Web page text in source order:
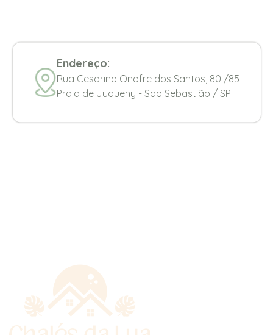
Endereço:
Rua Cesarino Onofre dos Santos, 80 /85
Praia de Juquehy - Sao Sebastião / SP